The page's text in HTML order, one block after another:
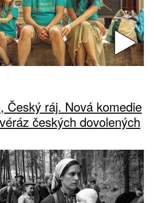
Český ráj. Nová komedie
českých dovolených